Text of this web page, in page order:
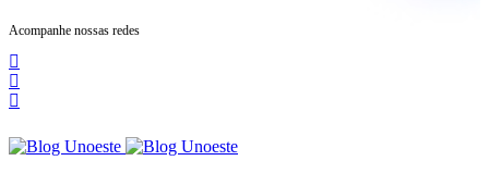
Acompanhe nossas redes